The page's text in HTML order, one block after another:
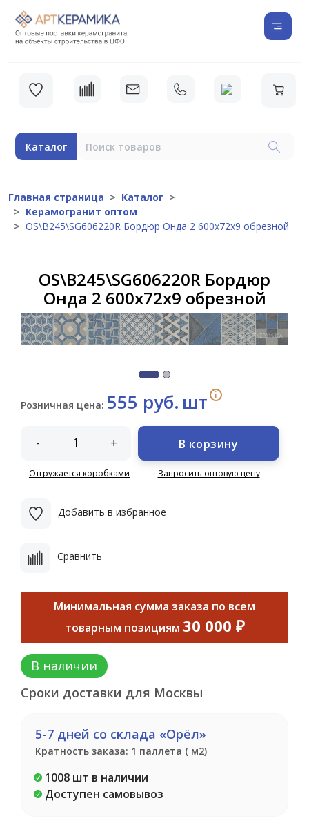
Каталог
Главная страница
Каталог
Керамогранит оптом
OS\B245\SG606220R Бордюр Онда 2 600х72х9 обрезной
OS\B245\SG606220R Бордюр
Онда 2 600х72х9 обрезной
Розничная цена: 555 руб. шт i
- +
Отгружается коробками
В корзину
Запросить оптовую цену
Добавить в избранное
Сравнить
Минимальная сумма заказа по всем
товарным позициям 30 000 ₽
В наличии
Сроки доставки для Москвы
5-7 дней со склада «Орёл»
Кратность заказа: 1 паллета ( м2)
1008 шт в наличии
Доступен самовывоз